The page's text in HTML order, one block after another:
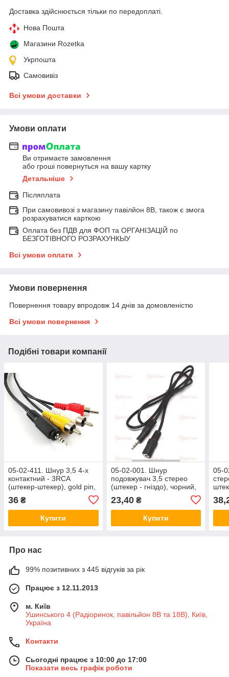
Доставка здійснюється тільки по передоплаті.
Нова Пошта
Магазини Rozetka
Укрпошта
Самовивіз
Всі умови доставки
Умови оплати
Ви отримаєте замовлення
або гроші повернуться на вашу картку
Детальніше
Післяплата
При самовивозі з магазину павілйон 8В, також є змога
розрахуватися карткою
Оплата без ПДВ для ФОП та ОРГАНІЗАЦІЙ по
БЕЗГОТІВНОГО РОЗРАХУНКЫУ
Всі умови оплати
Умови повернення
Повернення товару впродовж 14 днів за домовленістю
Всі умови повернення
Подібні товари компанії
05-02-411. Шнур 3,5 4-х
контактний - 3RCA
(штекер-штекер), gold pin,
36 ₴
Купити
05-02-001. Шнур
подовжувач 3,5 стерео
(штекер - гніздо), чорний,
23,40₴
Купити
05-
Про нас
99% позитивних з 445 відгуків за рік
Працює з 12.11.2013
м. Київ
Ушинського 4 (Радіоринок, павільйон 8В та 18В), Київ,
Україна
Контакти
Сьогодні працює з 10:00 до 17:00
Показати весь графік роботи